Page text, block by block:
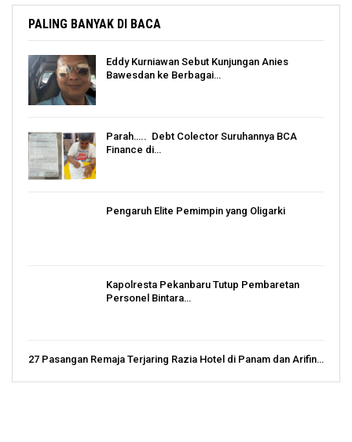
PALING BANYAK DI BACA
Eddy Kurniawan Sebut Kunjungan Anies
Bawesdan ke Berbagai…
Parah….. Debt Colector Suruhannya BCA
Finance di…
Pengaruh Elite Pemimpin yang Oligarki
Kapolresta Pekanbaru Tutup Pembaretan
Personel Bintara…
27 Pasangan Remaja Terjaring Razia Hotel di Panam dan Arifin…